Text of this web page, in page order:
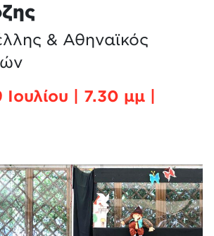
| 7.30 μμ |
& Αθηναϊκός